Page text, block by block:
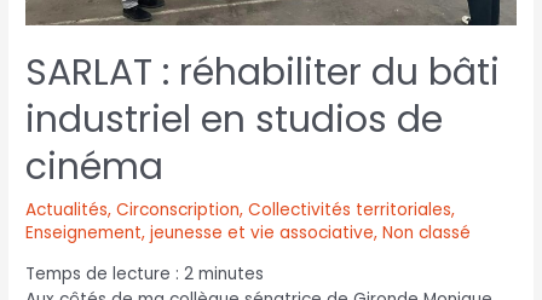
SARLAT : réhabiliter du bâti
industriel en studios de
cinéma
Actualités,Circonscription,Collectivités territoriales,
Enseignement, jeunesse et vie associative,Non classé
Temps de lecture :2 minutes